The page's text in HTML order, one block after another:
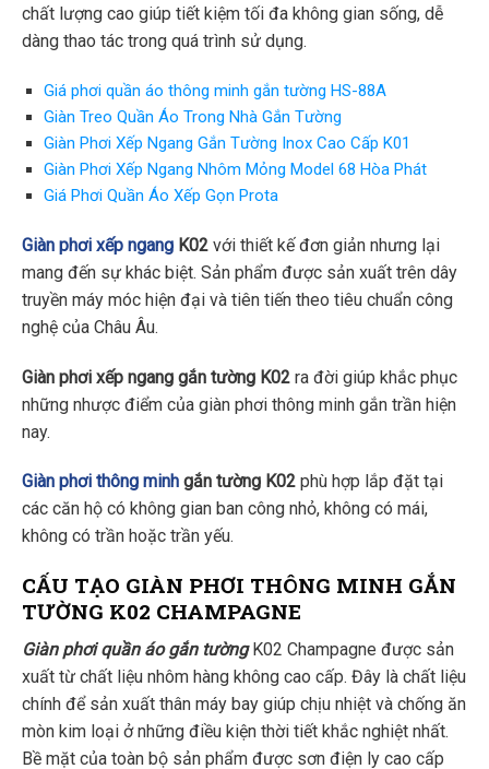
chất lượng cao giúp tiết kiệm tối đa không gian sống, dễ
dàng thao tác trong quá trình sử dụng.
Giá phơi quần áo thông minh gắn tường HS-88A
Giàn Treo Quần Áo Trong Nhà Gắn Tường
Giàn Phơi Xếp Ngang Gắn Tường Inox Cao Cấp K01
Giàn Phơi Xếp Ngang Nhôm Mỏng Model 68 Hòa Phát
Giá Phơi Quần Áo Xếp Gọn Prota
Giàn phơi xếp ngang K02 với thiết kế đơn giản nhưng lại
mang đến sự khác biệt. Sản phẩm được sản xuất trên dây
truyền máy móc hiện đại và tiên tiến theo tiêu chuẩn công
nghệ của Châu Âu.
Giàn phơi xếp ngang gắn tường K02 ra đời giúp khắc phục
những nhược điểm của giàn phơi thông minh gắn trần hiện
nay.
Giàn phơi thông minh gắn tường K02 phù hợp lắp đặt tại
các căn hộ có không gian ban công nhỏ, không có mái,
không có trần hoặc trần yếu.
CẤU TẠO GIÀN PHƠI THÔNG MINH GẮN
TƯỜNG K02 CHAMPAGNE
Giàn phơiquần áogắn tườngK02 Champagne được sản
xuất từ chất liệu nhôm hàng không cao cấp. Đây là chất liệu
chính để sản xuất thân máy bay giúp chịu nhiệt và chống ăn
mòn kim loại ở những điều kiện thời tiết khắc nghiệt nhất.
Bề mặt của toàn bộ sản phẩm được sơn điện ly cao cấp